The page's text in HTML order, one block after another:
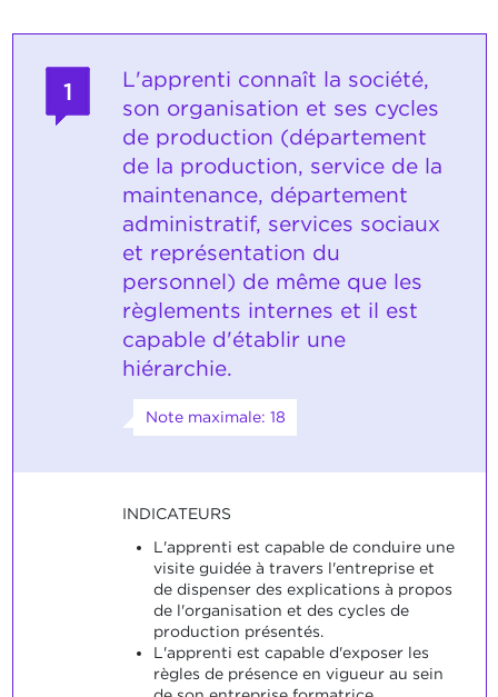
1
L'apprenti connaît la société,
son organisation et ses cycles
de production (département
de la production, service de la
maintenance, département
administratif, services sociaux
et représentation du
personnel) de même que les
règlements internes et il est
capable d'établir une
hiérarchie.
Note maximale: 18
INDICATEURS
L'apprenti est capable de conduire une
visite guidée à travers l'entreprise et
de dispenser des explications à propos
de l'organisation et des cycles de
production présentés.
L'apprenti est capable d'exposer les
règles de présence en vigueur au sein